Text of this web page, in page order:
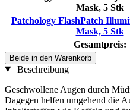
Mask, 5 Stk
Patchology FlashPatch
Mask, 5 Stk
Gesamtpreis:
Beide in den Warenkorb
Beschreibung
Geschwollene Augen durch
Dagegen helfen umgehend die